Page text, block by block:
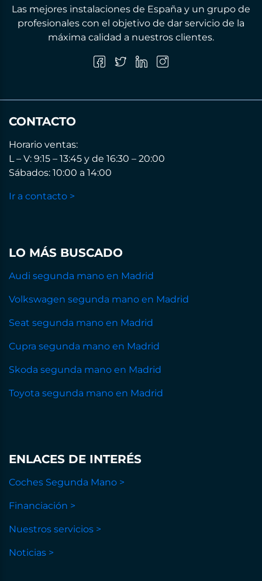
Las mejores instalaciones de España y un grupo de
profesionales con el objetivo de dar servicio de la
máxima calidad a nuestros clientes.
CONTACTO
Horario ventas:
L – V: 9:15 – 13:45 y de 16:30 – 20:00
Sábados: 10:00 a 14:00
Ir a contacto >
LO MÁS BUSCADO
Audi segunda mano en Madrid
Volkswagen segunda mano en Madrid
Seat segunda mano en Madrid
Cupra segunda mano en Madrid
Skoda segunda mano en Madrid
Toyota segunda mano en Madrid
ENLACES DE INTERÉS
Coches Segunda Mano >
Financiación >
Nuestros servicios >
Noticias >